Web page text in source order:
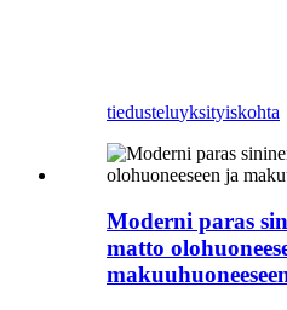
tiedusteluyksityiskohta
Moderni paras
matto